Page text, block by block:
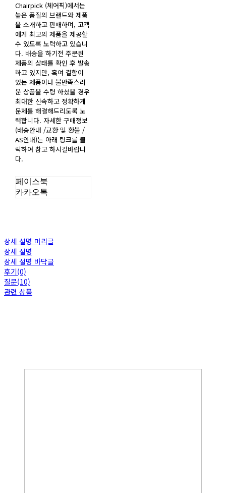
Chairpick (체어픽)에서는
높은 품질의 브랜드와 제품
을 소개하고 판매하며, 고객
에게 최고의 제품을 제공할
수 있도록 노력하고 있습니
다. 배송을 하기전 주문된
제품의 상태를 확인 후 발송
하고 있지만, 혹여 결함이
있는 제품이나 불만족스러
운 상품을 수령 하셨을 경우
최대한 신속하고 정확하게
문제를 해결해드리도록 노
력합니다. 자세한 구매정보
(배송안내 /교환 및 환불 /
AS안내)는 아래 링크를 클
릭하여 참고 하시길바랍니
다.
페이스북
카카오톡
상세 설명 머리글
상세 설명
상세 설명 바닥글
후기(0)
질문(10)
관련 상품